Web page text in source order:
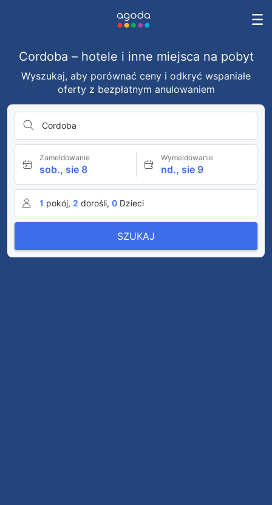
Cordoba – hotele i inne miejsca na pobyt
Wyszukaj, aby porównać ceny i odkryć wspaniałe
oferty z bezpłatnym anulowaniem
Cordoba
Zameldowanie
sob., sie 8
Wymeldowanie
nd., sie 9
1 pokój, 2 dorośli, 0 Dzieci
SZUKAJ